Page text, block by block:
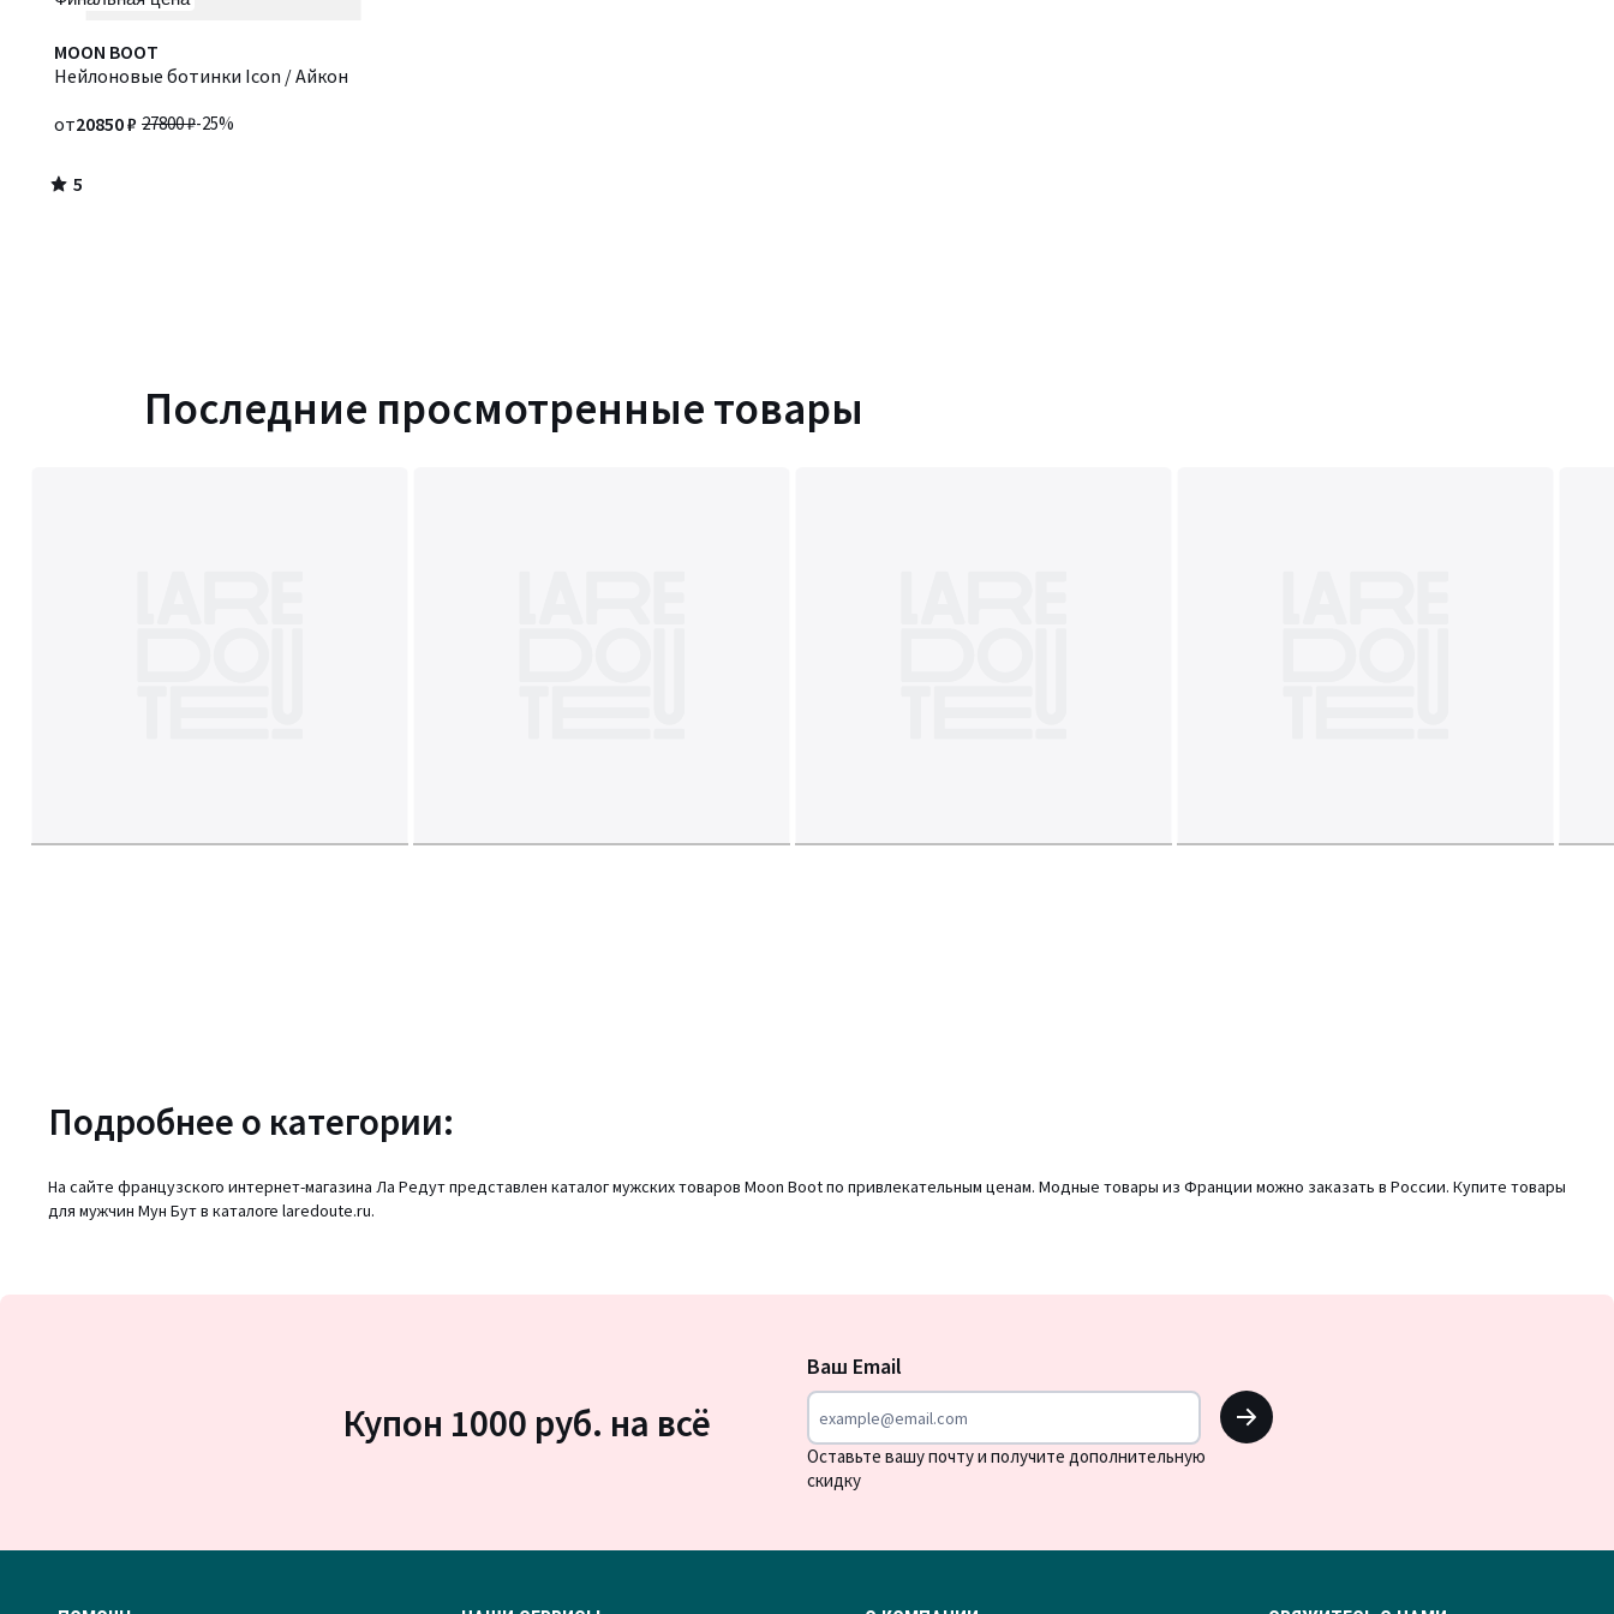
MOON BOOT
Нейлоновые ботинки Icon / Айкон
27800 ₽-25%
от20850 ₽
5
/
5
/
Последние просмотренные товары
Подробнее о категории:
На сайте французского интернет-магазина Ла Редут представлен каталог мужских товаров Moon Boot по привлекательным ценам. Модные товары из Франции можно заказать в России. Купите товары
для мужчин Мун Бут в каталоге laredoute.ru.
новости
Купон 1000 руб. на всё
Ваш Email
OK
Оставьте вашу почту и получите дополнительную
скидку